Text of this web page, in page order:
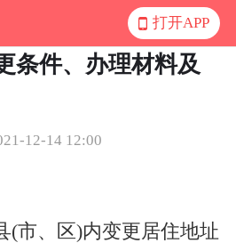
打开APP
条件、办理材料及
12-14 12:00
(市、区)内变更居住地址